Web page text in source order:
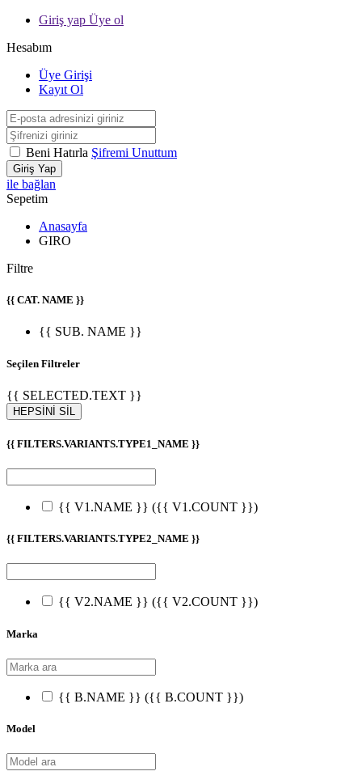
Giriş yap Üye ol
Hesabım
Üye Girişi
Kayıt Ol
Beni Hatırla Şifremi Unuttum
Giriş Yap
ile bağlan
Sepetim
Anasayfa
GIRO
Filtre
{{ CAT. NAME }}
{{ SUB. NAME }}
Seçilen Filtreler
{{ SELECTED.TEXT }}
HEPSİNİ SİL
{{ FILTERS.VARIANTS.TYPE1_NAME }}
{{ V1.NAME }} ({{ V1.COUNT }})
{{ FILTERS.VARIANTS.TYPE2_NAME }}
{{ V2.NAME }} ({{ V2.COUNT }})
Marka
{{ B.NAME }} ({{ B.COUNT }})
Model